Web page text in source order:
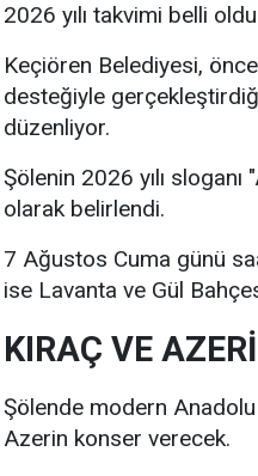
2026 yılı takvimi belli
Keçiören Belediyesi,
desteğiyle gerçekleştirdiği
düzenliyor.
Şölenin 2026 yılı sloganı
olarak belirlendi.
7 Ağustos Cuma günü
ise Lavanta ve Gül
KIRAÇ VE
Şölende modern Anadolu
Azerin konser verecek.